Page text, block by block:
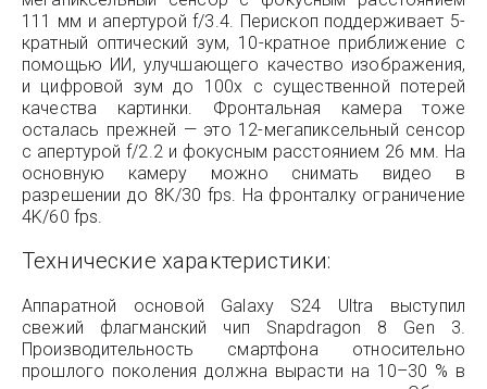
111 мм и апертурой f/3.4. Перископ поддерживает 5-
кратный оптический зум, 10-кратное приближение с
помощью ИИ, улучшающего качество изображения,
и цифровой зум до 100x с существенной потерей
качества картинки. Фронтальная камера тоже
осталась прежней — это 12-мегапиксельный сенсор
с апертурой f/2.2 и фокусным расстоянием 26 мм. На
основную камеру можно снимать видео в
разрешении до 8K/30 fps. На фронталку ограничение
4K/60 fps.
Технические характеристики:
Аппаратной основой Galaxy S24 Ultra выступил
свежий флагманский чип Snapdragon 8 Gen 3.
Производительность смартфона относительно
прошлого поколения должна вырасти на 10–30 % в